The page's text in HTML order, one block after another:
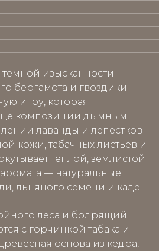
изысканности.
бергамота и гвоздики
игру, которая
композиции дымным
лаванды и лепестков
кожи, табачных листьев и
теплой, землистой
— натуральные
льняного семени и каде.
леса и бодрящий
с горчинкой табака и
основа из кедра,